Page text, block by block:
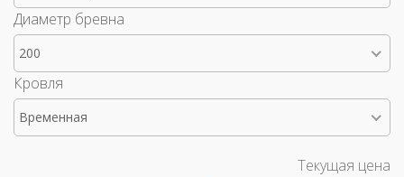
Диаметр бревна
200
Кровля
Временная
Текущая цена